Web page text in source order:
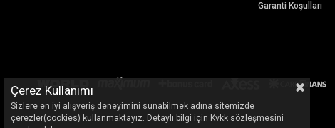
Garanti Koşulları
Çerez Kullanımı
Sizlere en iyi alışveriş deneyimini sunabilmek adına sitemizde
çerezler(cookies) kullanmaktayız. Detaylı bilgi için Kvkk sözleşmesini